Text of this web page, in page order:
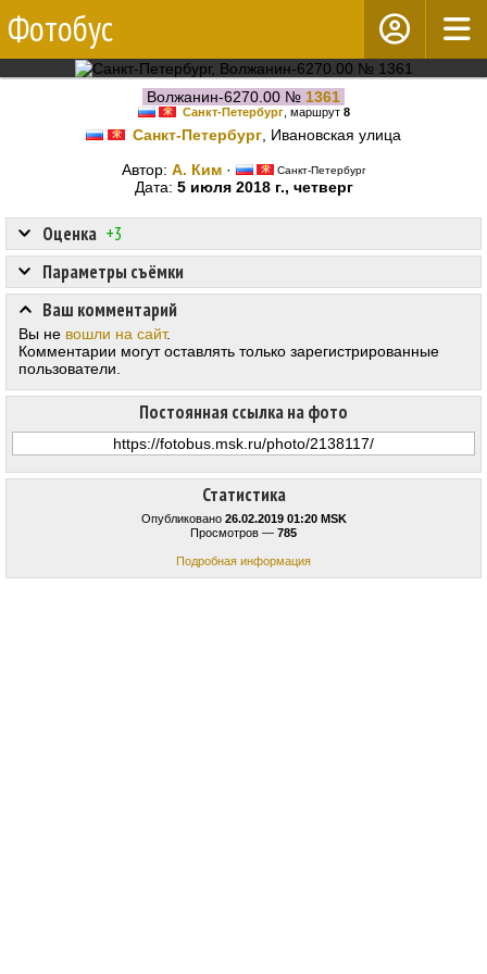
Фотобус
Волжанин-6270.00 № 1361
Санкт-Петербург, маршрут 8
Санкт-Петербург , Ивановская улица
Автор: А. Ким· Санкт-Петербург
Дата: 5 июля 2018 г., четверг
Статистика
Опубликовано 26.02.2019 01:20 MSK
Просмотров — 785
Подробная информация
Оценка +3
Постоянная ссылка на фото
Параметры съёмки
Ваш комментарий
Вы не вошли на сайт.
Комментарии могут оставлять только зарегистрированные
пользователи.